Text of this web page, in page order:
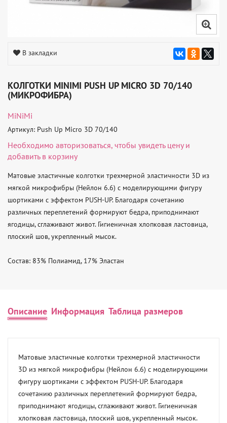
В закладки
КОЛГОТКИ MINIMI PUSH UP MICRO 3D 70/140
(МИКРОФИБРА)
MiNiMi
Артикул: Push Up Micro 3D 70/140
Необходимо авторизоваться, чтобы увидеть цену и
добавить в корзину
Матовые эластичные колготки трехмерной эластичности 3D из
мягкой микрофибры (Нейлон 6.6) с моделирующими фигуру
шортиками с эффектом PUSH-UP. Благодаря сочетанию
различных переплетений формируют бедра, приподнимают
ягодицы, сглаживают живот. Гигиеничная хлопковая ластовица,
плоский шов, укрепленный мысок.
Состав: 83% Полиамид, 17% Эластан
Описание Информация Таблица размеров
Матовые эластичные колготки трехмерной эластичности
3D из мягкой микрофибры (Нейлон 6.6) с моделирующими
фигуру шортиками с эффектом PUSH-UP. Благодаря
сочетанию различных переплетений формируют бедра,
приподнимают ягодицы, сглаживают живот. Гигиеничная
хлопковая ластовица, плоский шов, укрепленный мысок.